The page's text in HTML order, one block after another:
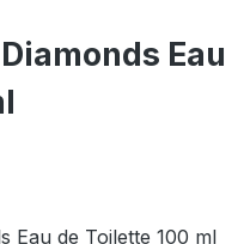
Eau